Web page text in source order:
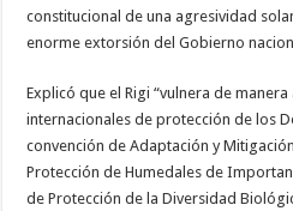
constitucional de una agresividad
enorme extorsión del Gobierno
Explicó que el Rigi “vulnera de
internacionales de protección de los
convención de Adaptación y
Protección de Humedales de
de Protección de la Diversidad